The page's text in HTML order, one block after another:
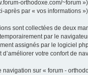
orthodoxe.com/~forum
après par « vos informations
sont collectées de deux
par le
assignés par le logiciel
d’améliorer votre confort de
navigation sur « forum -